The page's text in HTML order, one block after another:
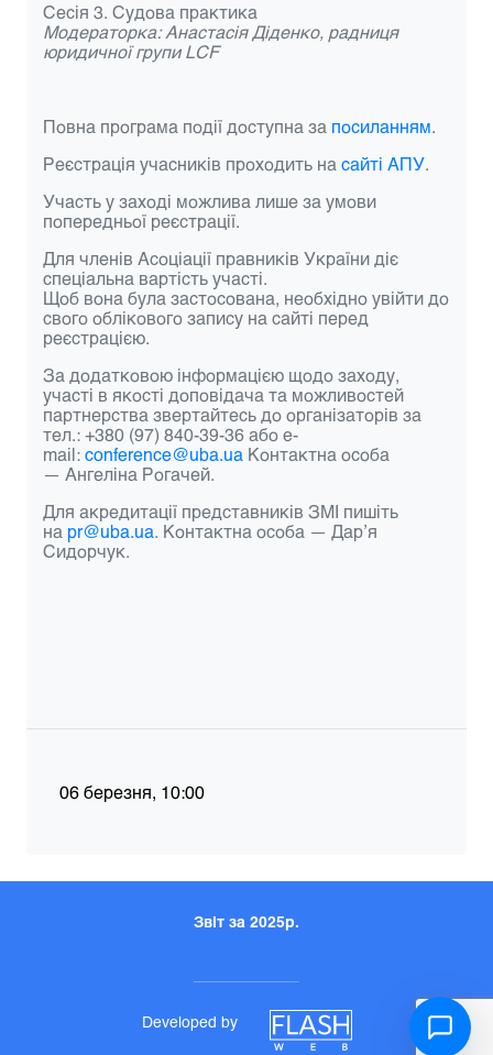
Сесія 3. Судова практика
Модераторка: Анастасія Діденко, радниця
юридичної групи LCF
Повна програма події доступна за посиланням.
Реєстрація учасників проходить на сайті АПУ.
Участь у заході можлива лише за умови
попередньої реєстрації.
Для членів Асоціації правників України діє
спеціальна вартість участі.
Щоб вона була застосована, необхідно увійти до
свого облікового запису на сайті перед
реєстрацією.
За додатковою інформацією щодо заходу,
участі в якості доповідача та можливостей
партнерства звертайтесь до організаторів за
тел.: +380 (97) 840-39-36 або e-
mail: conference@uba.ua Контактна особа
— Ангеліна Рогачей.
Для акредитації представників ЗМІ пишіть
на pr@uba.ua. Контактна особа — Дар’я
Сидорчук.
06 березня, 10:00
Звіт за 2025р.
Developed by